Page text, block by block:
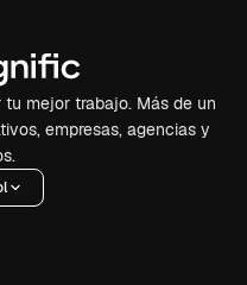
mejor trabajo. Más de un
empresas, agencias y